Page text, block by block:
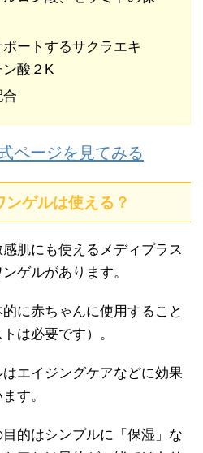
ートするサクラエキ
酸２K
合
ページを見てみる
ゲルは使える？
肌にも使えるメディプラス
ゲルがあります。
に赤ちゃんに使用すること
は必要です）。
エイジングケアなどに効果
す。
的はシンプルに「保湿」な